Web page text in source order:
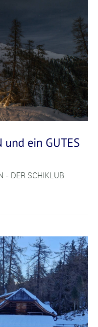
und ein GUTES
- DER SCHIKLUB